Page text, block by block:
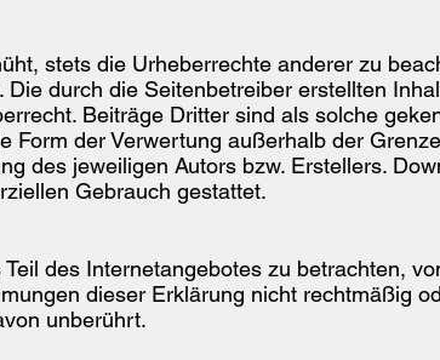
stets die Urheberrechte anderer zu
Die durch die Seitenbetreiber erstellten
Beiträge Dritter sind als solche
Form der Verwertung außerhalb der
des jeweiligen Autors bzw. Erstellers.
Gebrauch gestattet.
des Internetangebotes zu betrachten,
dieser Erklärung nicht rechtmäßig
unberührt.